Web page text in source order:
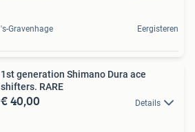
's-Gravenhage Eergisteren
1st generation Shimano Dura ace
shifters. RARE
€ 40,00 Details